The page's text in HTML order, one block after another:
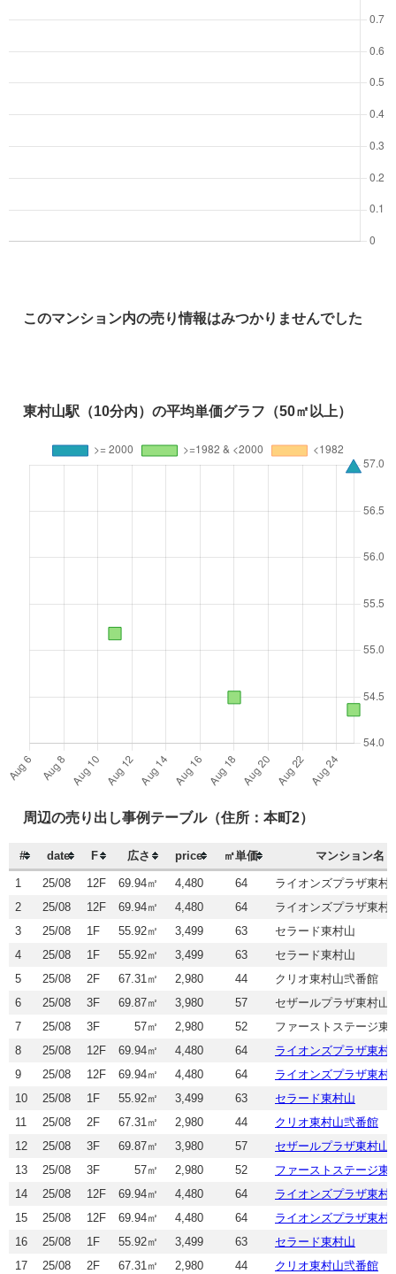
このマンション内の売り情報はみつかりませんでした
東村山駅（10分内）の平均単価グラフ（50㎡以上）
周辺の売り出し事例テーブル（住所：本町2）
# date F 広さ price ㎡単価 マンション名
1 25/08 12F 69.94㎡ 4,480 64 ライオンズプラザ東村
2 25/08 12F 69.94㎡ 4,480 64 ライオンズプラザ東村
3 25/08 1F 55.92㎡ 3,499 63 セラード東村山
4 25/08 1F 55.92㎡ 3,499 63 セラード東村山
5 25/08 2F 67.31㎡ 2,980 44 クリオ東村山弐番館
6 25/08 3F 69.87㎡ 3,980 57 セザールプラザ東村山
7 25/08 3F 57㎡ 2,980 52 ファーストステージ東
8 25/08 12F 69.94㎡ 4,480 64 ライオンズプラザ東村
9 25/08 12F 69.94㎡ 4,480 64 ライオンズプラザ東村
10 25/08 1F 55.92㎡ 3,499 63 セラード東村山
11 25/08 2F 67.31㎡ 2,980 44 クリオ東村山弐番館
12 25/08 3F 69.87㎡ 3,980 57 セザールプラザ東村山
13 25/08 3F 57㎡ 2,980 52 ファーストステージ東
14 25/08 12F 69.94㎡ 4,480 64 ライオンズプラザ東村
15 25/08 12F 69.94㎡ 4,480 64 ライオンズプラザ東村
16 25/08 1F 55.92㎡ 3,499 63 セラード東村山
17 25/08 2F 67.31㎡ 2,980 44 クリオ東村山弐番館